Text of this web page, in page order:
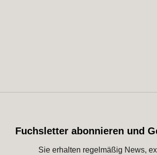
Fuchsletter abonnieren und
Sie erhalten regelmäßig News,